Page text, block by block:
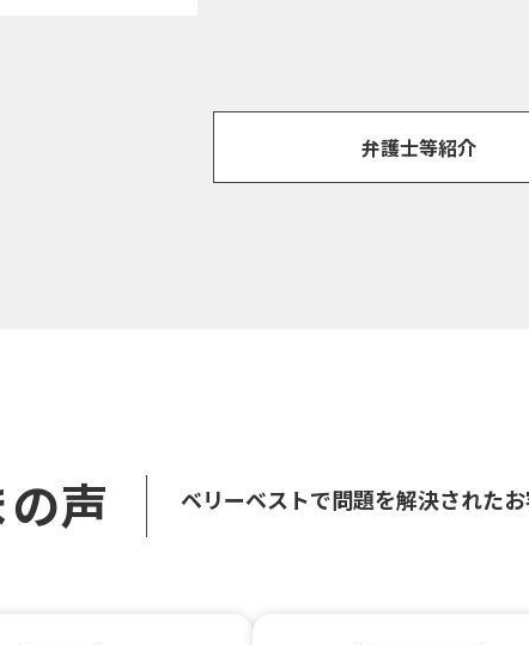
弁護士等紹介
声 ベリーベストで問題を解決された